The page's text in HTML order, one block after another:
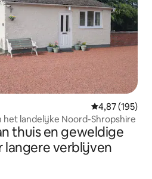
Gemiddelde
4,87 (195)
het landelijke Noord-Shropshire
thuis en geweldige
langere verblijven